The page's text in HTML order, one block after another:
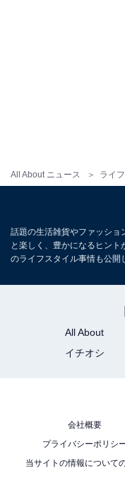
All About ニュース ライフ
【Amazon.co.jp限定
MX2400GRd
楽天市場
話題の生活雑貨やファッショ
と楽しく、豊かになるヒン
のライフスタイル事情も公開
All About
イチオシ
会社概要
プライバシーポリシ
当サイトの情報について